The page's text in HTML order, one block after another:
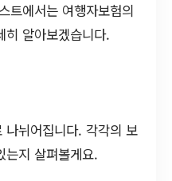
트에서는 여행자보험의
히 알아보겠습니다.
나뉘어집니다. 각각의 보
는지 살펴볼게요.